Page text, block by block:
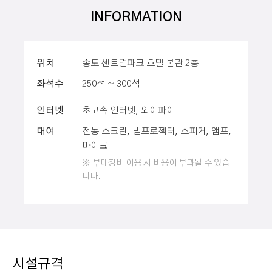
INFORMATION
위치 송도 센트럴파크 호텔 본관 2층
좌석수 250석 ~ 300석
인터넷 초고속 인터넷, 와이파이
대여
전동 스크린, 빔프로젝터, 스피커, 앰프,
마이크
※ 부대장비 이용 시 비용이 부과될 수 있습
니다.
시설규격